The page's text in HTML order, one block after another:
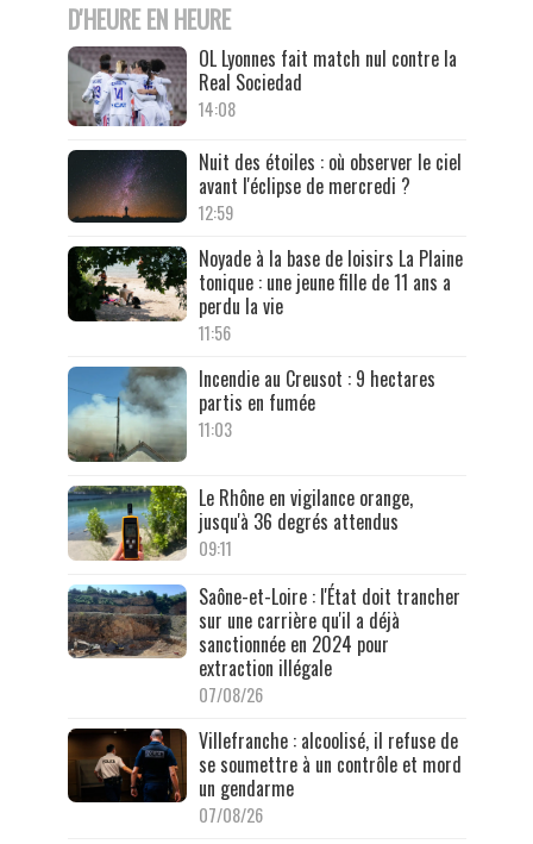
D'HEURE EN HEURE
OL Lyonnes fait match nul contre la
Real Sociedad
14:08
Nuit des étoiles : où observer le ciel
avant l'éclipse de mercredi ?
12:59
Noyade à la base de loisirs La Plaine
tonique : une jeune fille de 11 ans a
perdu la vie
11:56
Incendie au Creusot : 9 hectares
partis en fumée
11:03
Le Rhône en vigilance orange,
jusqu'à 36 degrés attendus
09:11
Saône-et-Loire : l'État doit trancher
sur une carrière qu'il a déjà
sanctionnée en 2024 pour
extraction illégale
07/08/26
Villefranche : alcoolisé, il refuse de
se soumettre à un contrôle et mord
un gendarme
07/08/26